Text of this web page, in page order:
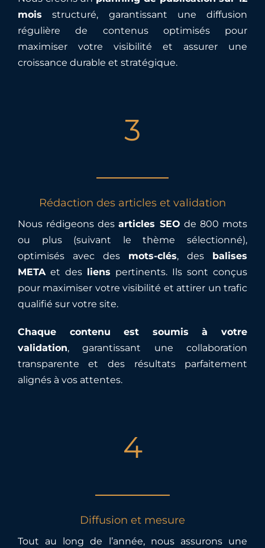
mois structuré, garantissant une diffusion
régulière de contenus optimisés pour
maximiser votre visibilité et assurer une
croissance durable et stratégique.
3
Rédaction des articles et validation
Nous rédigeons desarticles SEO de 800 mots
ou plus (suivant le thème sélectionné),
optimisés avec des mots-clés, des balises
METAet des liens pertinents. Ils sont conçus
pour maximiser votre visibilité et attirer un trafic
qualifié sur votre site.
Chaque contenu est soumis à votre
validation, garantissant une collaboration
transparente et des résultats parfaitement
alignés à vos attentes.
4
Diffusion et mesure
Tout au long de l’année, nous assurons une